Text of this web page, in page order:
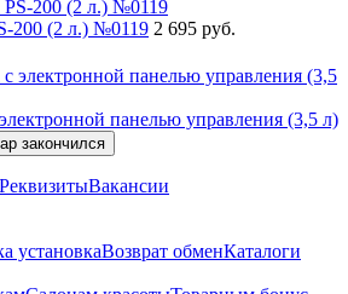
200 (2 л.) №0119 2 695 руб.
панелью управления (3,5 л)
закончился
РеквизитыВакансии
установкаВозврат обменКаталоги